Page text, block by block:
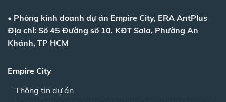
• Phòng kinh doanh dự án Empire City, ERA AntPlus
Địa chỉ: Số 45 Đường số 10, KĐT Sala, Phường An
Khánh, TP HCM
Empire City
Thông tin dự án